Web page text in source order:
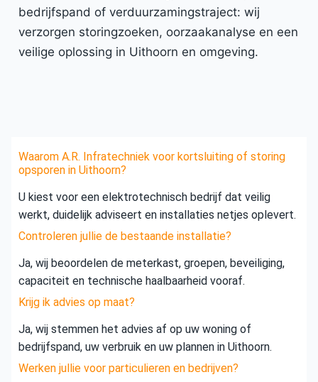
bedrijfspand of verduurzamingstraject: wij
verzorgen storingzoeken, oorzaakanalyse en een
veilige oplossing in Uithoorn en omgeving.
Waarom A.R. Infratechniek voor kortsluiting of storing
opsporen in Uithoorn?
U kiest voor een elektrotechnisch bedrijf dat veilig
werkt, duidelijk adviseert en installaties netjes oplevert.
Controleren jullie de bestaande installatie?
Ja, wij beoordelen de meterkast, groepen, beveiliging,
capaciteit en technische haalbaarheid vooraf.
Krijg ik advies op maat?
Ja, wij stemmen het advies af op uw woning of
bedrijfspand, uw verbruik en uw plannen in Uithoorn.
Werken jullie voor particulieren en bedrijven?